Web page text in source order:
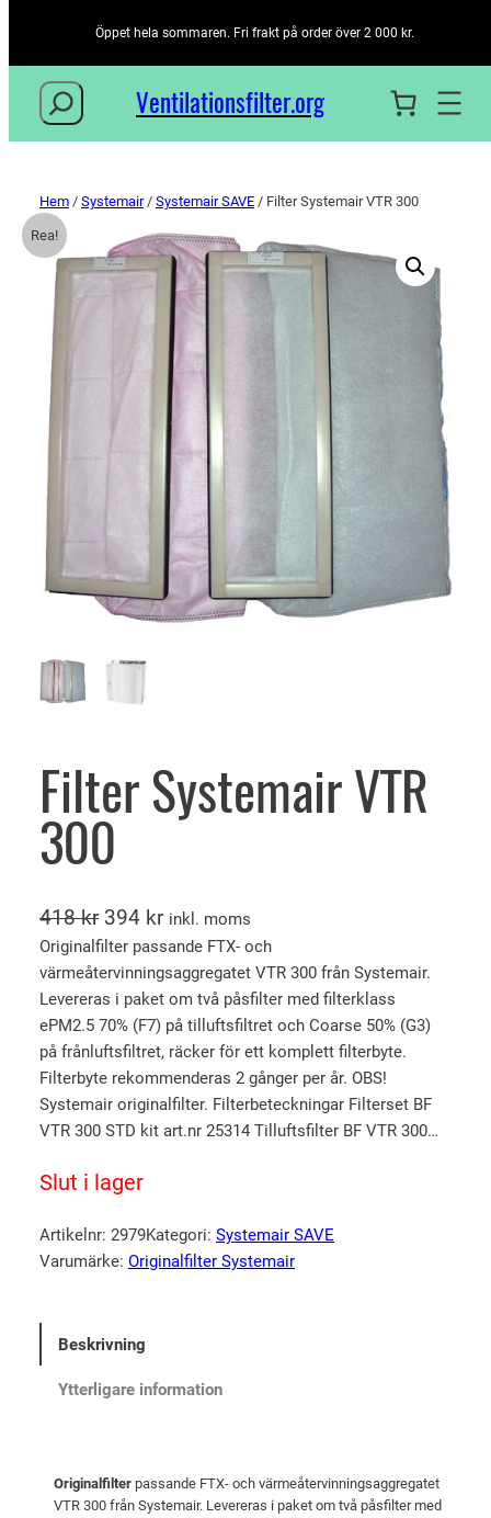
Öppet hela sommaren. Fri frakt på order över 2 000 kr.
Sök Ventilationsfilter­.org
Hem / Systemair/ Systemair SAVE / Filter Systemair VTR 300
Rea!
Filter Systemair VTR
300
418kr D
e
t
u
r
s
p
r
n
g
l
a
e
394 krD
e
t
n
u
v
a
r
d
e
r
inkl. moms
Originalfilter passande FTX- och
värmeåtervinningsaggregatet VTR 300 från Systemair.
Levereras i paket om två påsfilter med filterklass
ePM2.5 70% (F7) på tilluftsfiltret och Coarse 50% (G3)
på frånluftsfiltret, räcker för ett komplett filterbyte.
Filterbyte rekommenderas 2 gånger per år. OBS!
Systemair originalfilter. Filterbeteckningar Filterset BF
VTR 300 STD kit art.nr 25314 Tilluftsfilter BF VTR 300…
Slut i lager
Artikelnr: 2979Kategori: Systemair SAVE
Varumärke: Originalfilter Systemair
Beskrivning
Ytterligare information
Originalfilterpassande FTX- och värmeåtervinningsaggregatet
VTR 300 från Systemair. Levereras i paket om två påsfilter med